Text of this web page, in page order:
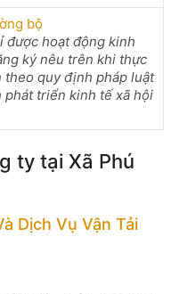
bộ
được hoạt động kinh
ký nêu trên khi thực
quy định pháp luật
phát triển kinh tế xã hội
ty tại Xã Phú
Dịch Vụ Vận Tải